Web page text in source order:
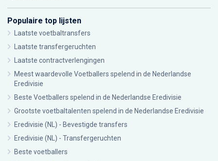
Populaire top lijsten
Laatste voetbaltransfers
Laatste transfergeruchten
Laatste contractverlengingen
Meest waardevolle Voetballers spelend in de Nederlandse
Eredivisie
Beste Voetballers spelend in de Nederlandse Eredivisie
Grootste voetbaltalenten spelend in de Nederlandse Eredivisie
Eredivisie (NL) - Bevestigde transfers
Eredivisie (NL) - Transfergeruchten
Beste voetballers